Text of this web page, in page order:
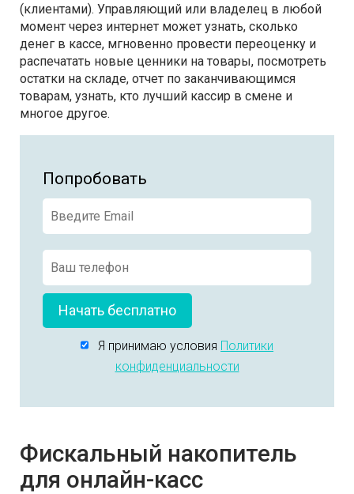
(клиентами). Управляющий или владелец в любой
момент через интернет может узнать, сколько
денег в кассе, мгновенно провести переоценку и
распечатать новые ценники на товары, посмотреть
остатки на складе, отчет по заканчивающимся
товарам, узнать, кто лучший кассир в смене и
многое другое.
Попробовать
Начать бесплатно
Я принимаю условия Политики
конфиденциальности
Фискальный накопитель
для онлайн-касс